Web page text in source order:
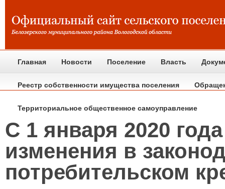
Главная Новости Поселение Власть
Реестр собственности имущества поселения
Территориальное общественное самоуправление
С 1 января 2020
изменения в
потребительском